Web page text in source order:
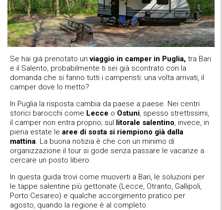
Se hai già prenotato unviaggio in camper in Puglia, tra Bari
e il Salento, probabilmente ti sei già scontrato con la
domanda che si fanno tutti i camperisti: una volta arrivati, il
camper dove lo metto?
In Puglia la risposta cambia da paese a paese. Nei centri
storici barocchi come Lecce o Ostuni, spesso strettissimi,
il camper non entra proprio; sul litorale salentino, invece, in
piena estate le aree di sosta si riempiono già dalla
mattina. La buona notizia è che con un minimo di
organizzazione il tour si gode senza passare le vacanze a
cercare un posto libero.
In questa guida trovi come muoverti a Bari, le soluzioni per
le tappe salentine più gettonate (Lecce, Otranto, Gallipoli,
Porto Cesareo) e qualche accorgimento pratico per
agosto, quando la regione è al completo.